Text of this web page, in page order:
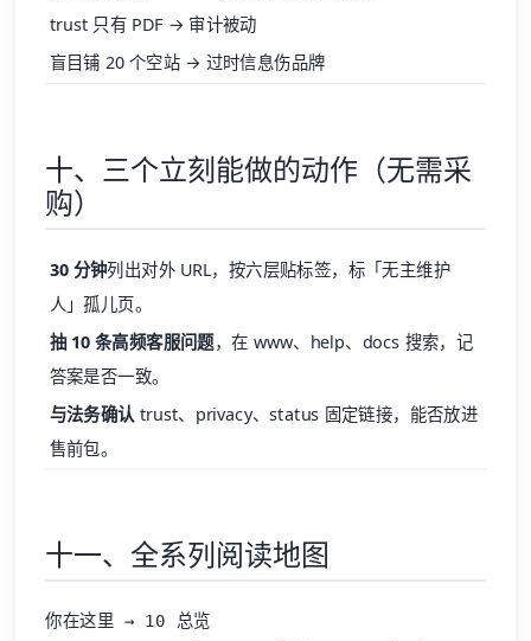
trust 只有 PDF → 审计被动
盲目铺 20 个空站 → 过时信息伤品牌
十、三个立刻能做的动作（无需采
购）
30 分钟列出对外 URL，按六层贴标签，标「无主维护
人」孤儿页。
抽 10 条高频客服问题，在 www、help、docs 搜索，记
答案是否一致。
与法务确认 trust、privacy、status 固定链接，能否放进
售前包。
十一、全系列阅读地图
你在这里 → 10 总览